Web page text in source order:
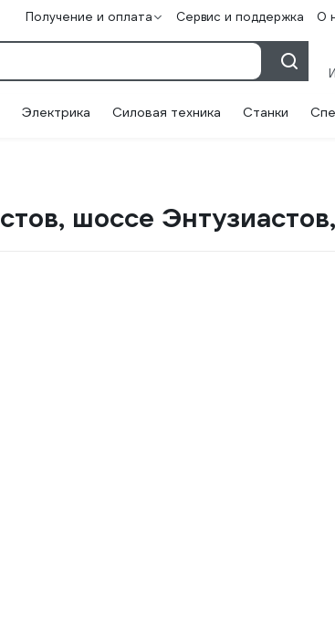
Получение и оплата Сервис и поддержка О
Электрика Силовая техника Станки
шоссе